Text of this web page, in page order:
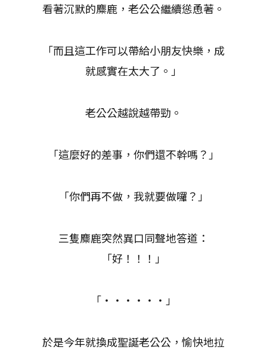
看著沉默的麋鹿，老公公繼續慫恿著。
「而且這工作可以帶給小朋友快樂，成
就感實在太大了。」
老公公越說越帶勁。
「這麼好的差事，你們還不幹嗎？」
「你們再不做，我就要做囉？」
三隻麋鹿突然異口同聲地答道：
「好！！！」
「‧‧‧‧‧‧」
於是今年就換成聖誕老公公，愉快地拉